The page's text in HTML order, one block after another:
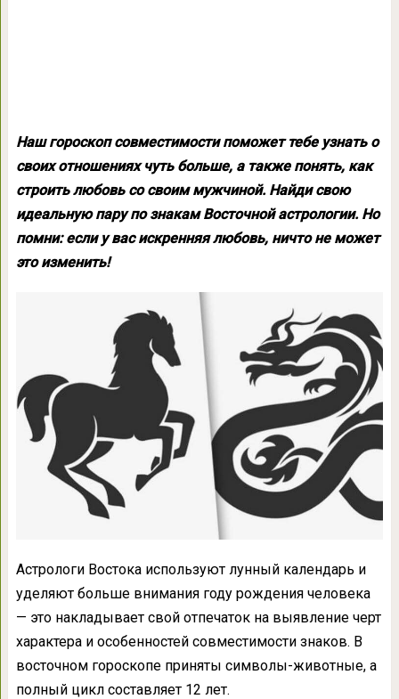
Наш гороскоп совместимости поможет тебе узнать о
своих отношениях чуть больше, а также понять, как
строить любовь со своим мужчиной. Найди свою
идеальную пару по знакам Восточной астрологии. Но
помни: если у вас искренняя любовь, ничто не может
это изменить!
Астрологи Востока используют лунный календарь и
уделяют больше внимания году рождения человека
— это накладывает свой отпечаток на выявление черт
характера и особенностей совместимости знаков. В
восточном гороскопе приняты символы-животные, а
полный цикл составляет 12 лет.